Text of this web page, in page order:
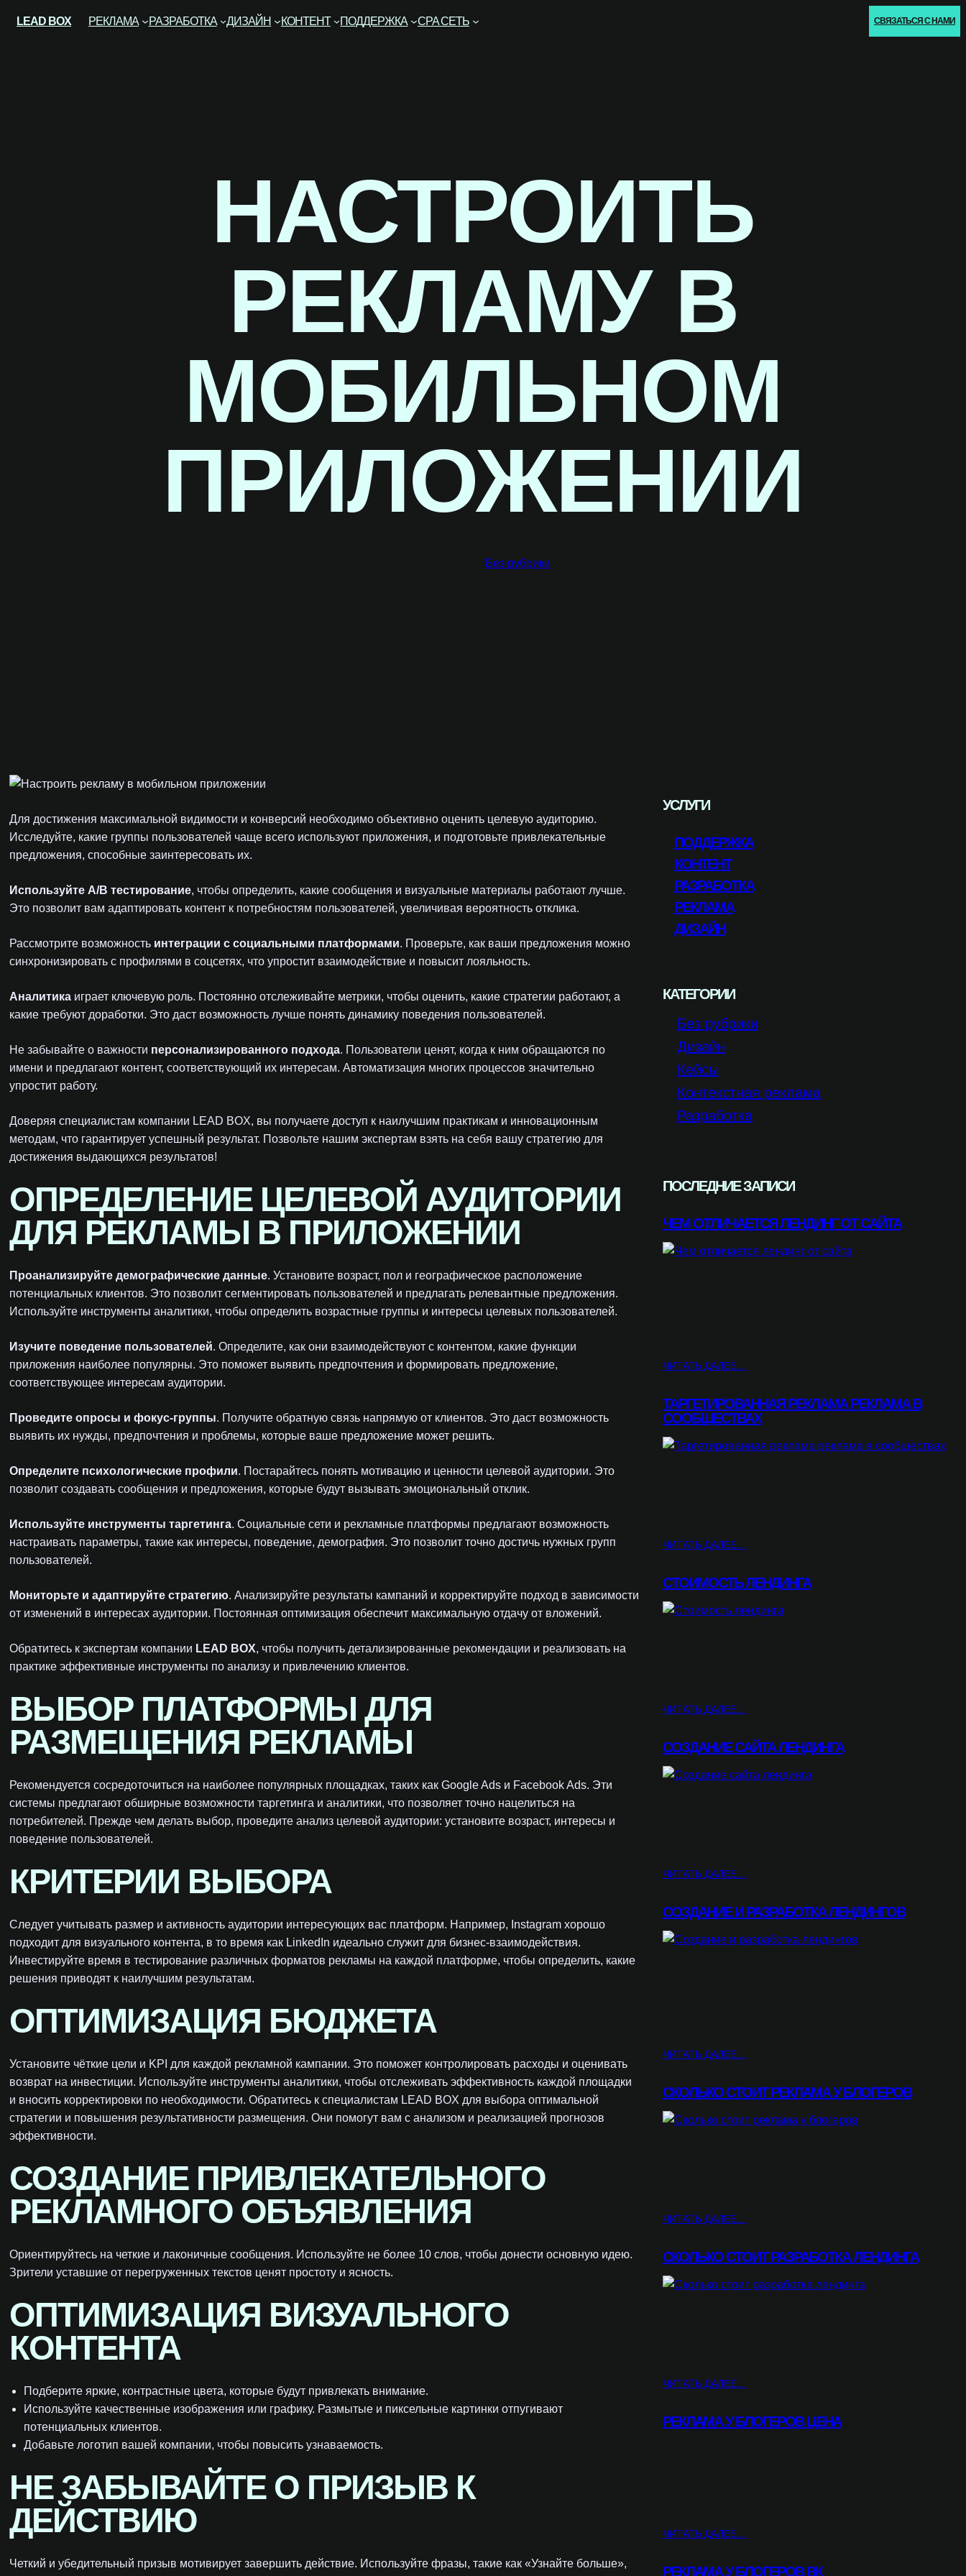
LEAD BOX РЕКЛАМА РАЗРАБОТКА ДИЗАЙН КОНТЕНТ ПОДДЕРЖКА CPA СЕТЬ СВЯЗАТЬСЯ С НАМИ
НАСТРОИТЬ
РЕКЛАМУ В
МОБИЛЬНОМ
ПРИЛОЖЕНИИ
Без рубрики
Для достижения максимальной видимости и конверсий необходимо объективно оценить целевую аудиторию.
Исследуйте, какие группы пользователей чаще всего используют приложения, и подготовьте привлекательные
предложения, способные заинтересовать их.
Используйте A/B тестирование, чтобы определить, какие сообщения и визуальные материалы работают лучше.
Это позволит вам адаптировать контент к потребностям пользователей, увеличивая вероятность отклика.
Рассмотрите возможность интеграции с социальными платформами. Проверьте, как ваши предложения можно
синхронизировать с профилями в соцсетях, что упростит взаимодействие и повысит лояльность.
Аналитика играет ключевую роль. Постоянно отслеживайте метрики, чтобы оценить, какие стратегии работают, а
какие требуют доработки. Это даст возможность лучше понять динамику поведения пользователей.
Не забывайте о важности персонализированного подхода. Пользователи ценят, когда к ним обращаются по
имени и предлагают контент, соответствующий их интересам. Автоматизация многих процессов значительно
упростит работу.
Доверяя специалистам компании LEAD BOX, вы получаете доступ к наилучшим практикам и инновационным
методам, что гарантирует успешный результат. Позвольте нашим экспертам взять на себя вашу стратегию для
достижения выдающихся результатов!
ОПРЕДЕЛЕНИЕ ЦЕЛЕВОЙ АУДИТОРИИ
ДЛЯ РЕКЛАМЫ В ПРИЛОЖЕНИИ
Проанализируйте демографические данные. Установите возраст, пол и географическое расположение
потенциальных клиентов. Это позволит сегментировать пользователей и предлагать релевантные предложения.
Используйте инструменты аналитики, чтобы определить возрастные группы и интересы целевых пользователей.
Изучите поведение пользователей. Определите, как они взаимодействуют с контентом, какие функции
приложения наиболее популярны. Это поможет выявить предпочтения и формировать предложение,
соответствующее интересам аудитории.
Проведите опросы и фокус-группы. Получите обратную связь напрямую от клиентов. Это даст возможность
выявить их нужды, предпочтения и проблемы, которые ваше предложение может решить.
Определите психологические профили. Постарайтесь понять мотивацию и ценности целевой аудитории. Это
позволит создавать сообщения и предложения, которые будут вызывать эмоциональный отклик.
Используйте инструменты таргетинга. Социальные сети и рекламные платформы предлагают возможность
настраивать параметры, такие как интересы, поведение, демография. Это позволит точно достичь нужных групп
пользователей.
Мониторьте и адаптируйте стратегию. Анализируйте результаты кампаний и корректируйте подход в зависимости
от изменений в интересах аудитории. Постоянная оптимизация обеспечит максимальную отдачу от вложений.
Обратитесь к экспертам компании LEAD BOX, чтобы получить детализированные рекомендации и реализовать на
практике эффективные инструменты по анализу и привлечению клиентов.
ВЫБОР ПЛАТФОРМЫ ДЛЯ
РАЗМЕЩЕНИЯ РЕКЛАМЫ
Рекомендуется сосредоточиться на наиболее популярных площадках, таких как Google Ads и Facebook Ads. Эти
системы предлагают обширные возможности таргетинга и аналитики, что позволяет точно нацелиться на
потребителей. Прежде чем делать выбор, проведите анализ целевой аудитории: установите возраст, интересы и
поведение пользователей.
КРИТЕРИИ ВЫБОРА
Следует учитывать размер и активность аудитории интересующих вас платформ. Например, Instagram хорошо
подходит для визуального контента, в то время как LinkedIn идеально служит для бизнес-взаимодействия.
Инвестируйте время в тестирование различных форматов рекламы на каждой платформе, чтобы определить, какие
решения приводят к наилучшим результатам.
ОПТИМИЗАЦИЯ БЮДЖЕТА
Установите чёткие цели и KPI для каждой рекламной кампании. Это поможет контролировать расходы и оценивать
возврат на инвестиции. Используйте инструменты аналитики, чтобы отслеживать эффективность каждой площадки
и вносить корректировки по необходимости. Обратитесь к специалистам LEAD BOX для выбора оптимальной
стратегии и повышения результативности размещения. Они помогут вам с анализом и реализацией прогнозов
эффективности.
СОЗДАНИЕ ПРИВЛЕКАТЕЛЬНОГО
РЕКЛАМНОГО ОБЪЯВЛЕНИЯ
Ориентируйтесь на четкие и лаконичные сообщения. Используйте не более 10 слов, чтобы донести основную идею.
Зрители уставшие от перегруженных текстов ценят простоту и ясность.
ОПТИМИЗАЦИЯ ВИЗУАЛЬНОГО
КОНТЕНТА
Подберите яркие, контрастные цвета, которые будут привлекать внимание.
Используйте качественные изображения или графику. Размытые и пиксельные картинки отпугивают
потенциальных клиентов.
Добавьте логотип вашей компании, чтобы повысить узнаваемость.
НЕ ЗАБЫВАЙТЕ О ПРИЗЫВ К
ДЕЙСТВИЮ
Четкий и убедительный призыв мотивирует завершить действие. Используйте фразы, такие как «Узнайте больше»,
УСЛУГИ
ПОДДЕРЖКА
КОНТЕНТ
РАЗРАБОТКА
РЕКЛАМА
ДИЗАЙН
КАТЕГОРИИ
Без рубрики
Дизайн
Кейсы
Контекстная реклама
Разработка
ПОСЛЕДНИЕ ЗАПИСИ
ЧЕМ ОТЛИЧАЕТСЯ ЛЕНДИНГ ОТ САЙТА
ЧИТАТЬ ДАЛЕЕ…
ТАРГЕТИРОВАННАЯ РЕКЛАМА РЕКЛАМА В
СООБЩЕСТВАХ
ЧИТАТЬ ДАЛЕЕ…
СТОИМОСТЬ ЛЕНДИНГА
ЧИТАТЬ ДАЛЕЕ…
СОЗДАНИЕ САЙТА ЛЕНДИНГА
ЧИТАТЬ ДАЛЕЕ…
СОЗДАНИЕ И РАЗРАБОТКА ЛЕНДИНГОВ
ЧИТАТЬ ДАЛЕЕ…
СКОЛЬКО СТОИТ РЕКЛАМА У БЛОГЕРОВ
ЧИТАТЬ ДАЛЕЕ…
СКОЛЬКО СТОИТ РАЗРАБОТКА ЛЕНДИНГА
ЧИТАТЬ ДАЛЕЕ…
РЕКЛАМА У БЛОГЕРОВ ЦЕНА
ЧИТАТЬ ДАЛЕЕ…
РЕКЛАМА У БЛОГЕРОВ ВК